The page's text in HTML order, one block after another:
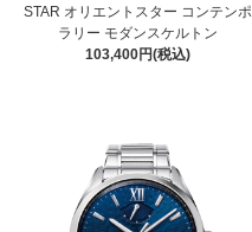
STAR オリエントスター コンテンポ
ラリー モダンスケルトン
103,400円(税込)